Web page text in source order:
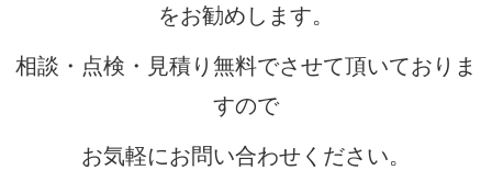
をお勧めします。
相談・点検・見積り無料でさせて頂いておりま
すので
お気軽にお問い合わせください。